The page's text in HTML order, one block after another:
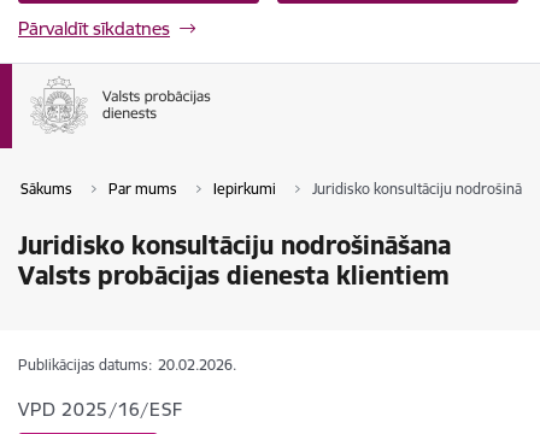
Pārvaldīt sīkdatnes
Sākums Par mums Iepirkumi Juridisko konsultāciju
Juridisko konsultāciju nodrošināšana
Valsts probācijas dienesta klientiem
Publikācijas datums: 20.02.2026.
VPD 2025/16/ESF